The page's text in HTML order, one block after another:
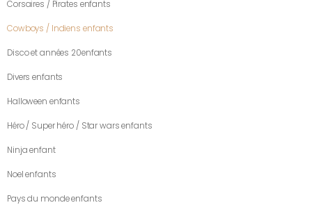
Corsaires / Pirates enfants
Cowboys / Indiens enfants
Disco et années 20enfants
Divers enfants
Halloween enfants
Héro / Super héro / Star wars enfants
Ninja enfant
Noel enfants
Pays du monde enfants